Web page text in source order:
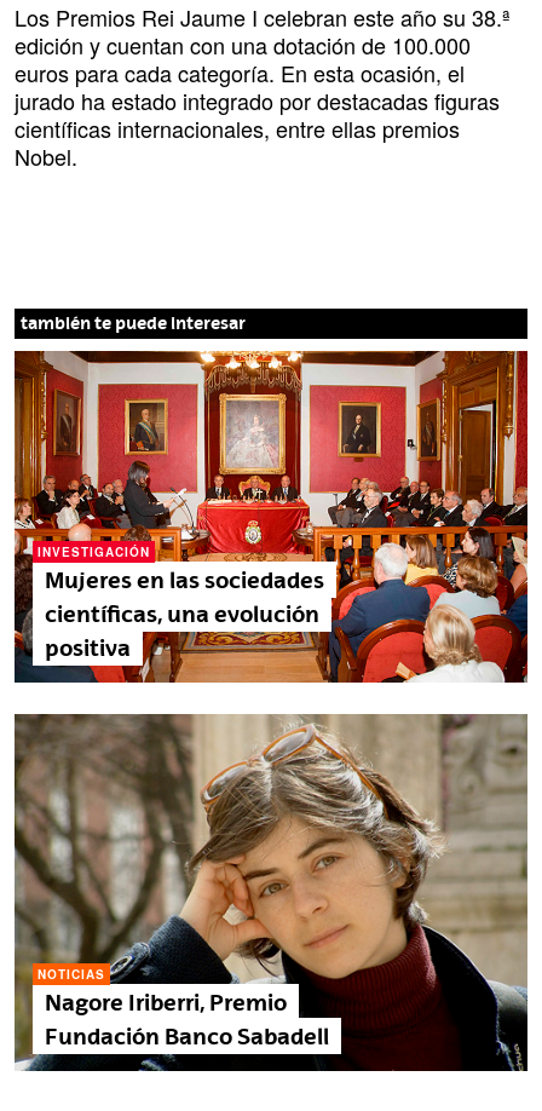
Los Premios Rei Jaume I celebran este año su 38.ª
edición y cuentan con una dotación de 100.000
euros para cada categoría. En esta ocasión, el
jurado ha estado integrado por destacadas figuras
científicas internacionales, entre ellas premios
Nobel.
también te puede interesar
INVESTIGACIÓN
Mujeres en las sociedades
científicas, una evolución
positiva
NOTICIAS
Nagore Iriberri, Premio
Fundación Banco Sabadell